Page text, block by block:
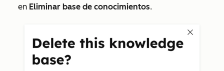
en Eliminar base de conocimientos.